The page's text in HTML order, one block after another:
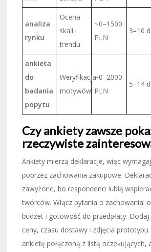
analiza
rynku
Ocena
skali i
trendu
~0–1500
PLN
3–10
ankieta
do
badania
popytu
Weryfikacja
motywów
~0–2000
PLN
5–14
Czy ankiety zawsze
rzeczywiste
Ankiety mierzą deklaracje, więc
poprzez zachowania zakupowe.
zawyżone, bo respondenci lubią
twórców. Włącz pytania o zachowania:
budżet i gotowość do przedpłaty.
ceny, czasu dostawy i zdjęcia
ankietę połączoną z listą oczekujących,